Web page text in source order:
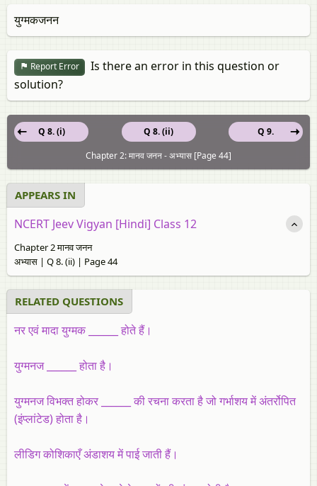
युग्मकजनन
Report Error
Is there an error in this question or
solution?
Q 8. (ii)
Q 8. (i)
Q 9.
Chapter 2: मानव जनन - अभ्यास [Page 44]
APPEARS IN
NCERT Jeev Vigyan [Hindi] Class 12
Chapter 2 मानव जनन
अभ्यास | Q 8. (ii) | Page 44
RELATED QUESTIONS
नर एवं मादा युग्मक ______ होते हैं।
युग्मनज ______ होता है।
युग्मनज विभक्त होकर ______ की रचना करता है जो गर्भाशय में अंतर्रोपित
(इंप्लांटेड) होता है।
लीडिग कोशिकाएँ अंडाशय में पाई जाती हैं।